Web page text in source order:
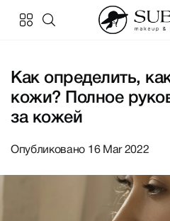
Как определить,
кожи? Полное
за кожей
Опубликовано 16 Mar 2022